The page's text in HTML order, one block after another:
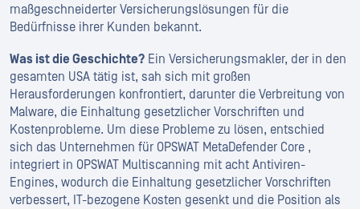
maßgeschneiderter Versicherungslösungen für die
Bedürfnisse ihrer Kunden bekannt.
Was ist die Geschichte? Ein Versicherungsmakler, der in den
gesamten USA tätig ist, sah sich mit großen
Herausforderungen konfrontiert, darunter die Verbreitung von
Malware, die Einhaltung gesetzlicher Vorschriften und
Kostenprobleme. Um diese Probleme zu lösen, entschied
sich das Unternehmen für OPSWAT MetaDefender Core ,
integriert in OPSWAT Multiscanning mit acht Antiviren-
Engines, wodurch die Einhaltung gesetzlicher Vorschriften
verbessert, IT-bezogene Kosten gesenkt und die Position als